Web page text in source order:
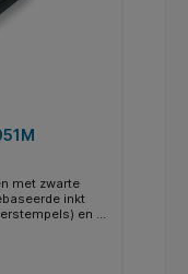
met zwarte
inkt
en is